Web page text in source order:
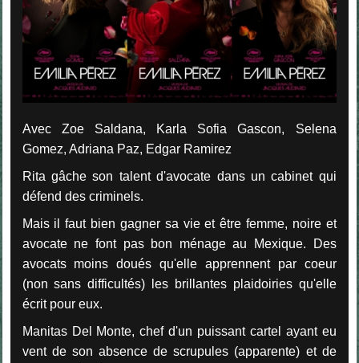
Avec Zoe Saldana, Karla Sofia Gascon, Selena
Gomez, Adriana Paz, Edgar Ramirez
Rita gâche son talent d'avocate dans un cabinet qui
défend des criminels.
Mais il faut bien gagner sa vie et être femme, noire et
avocate ne font pas bon ménage au Mexique. Des
avocats moins doués qu'elle apprennent par coeur
(non sans difficultés) les brillantes plaidoiries qu'elle
écrit pour eux.
Manitas Del Monte, chef d'un puissant cartel ayant eu
vent de son absence de scrupules (apparente) et de